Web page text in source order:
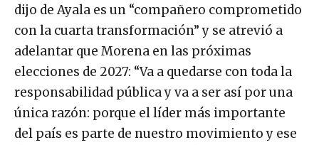
dijo de Ayala es un “compañero comprometido
con la cuarta transformación” y se atrevió a
adelantar que Morena en las próximas
elecciones de 2027: “Va a quedarse con toda la
responsabilidad pública y va a ser así por una
única razón: porque el líder más importante
del país es parte de nuestro movimiento y ese